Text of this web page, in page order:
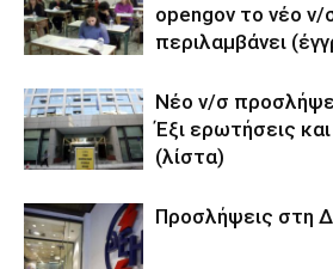
opengov το νέο ν/
περιλαμβάνει
Νέο ν/σ
Έξι ερωτήσεις
(λίστα)
Προσλήψεις στη